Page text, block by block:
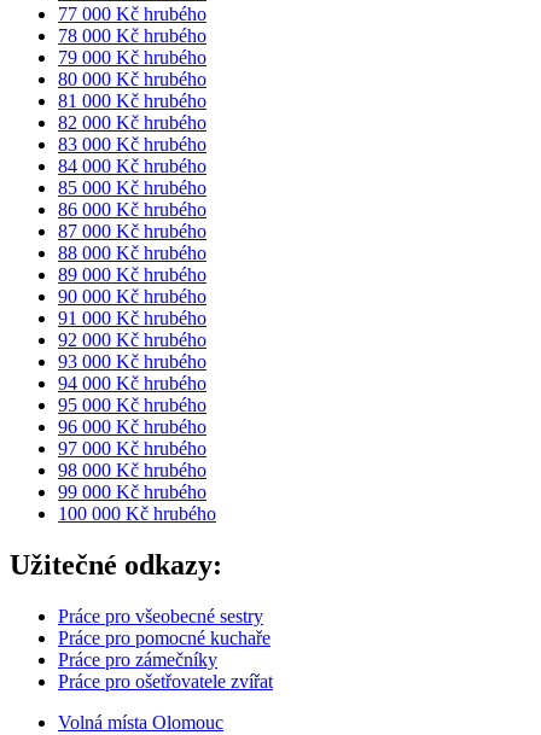
77 000 Kč hrubého
78 000 Kč hrubého
79 000 Kč hrubého
80 000 Kč hrubého
81 000 Kč hrubého
82 000 Kč hrubého
83 000 Kč hrubého
84 000 Kč hrubého
85 000 Kč hrubého
86 000 Kč hrubého
87 000 Kč hrubého
88 000 Kč hrubého
89 000 Kč hrubého
90 000 Kč hrubého
91 000 Kč hrubého
92 000 Kč hrubého
93 000 Kč hrubého
94 000 Kč hrubého
95 000 Kč hrubého
96 000 Kč hrubého
97 000 Kč hrubého
98 000 Kč hrubého
99 000 Kč hrubého
100 000 Kč hrubého
Užitečné odkazy:
Práce pro všeobecné sestry
Práce pro pomocné kuchaře
Práce pro zámečníky
Práce pro ošetřovatele zvířat
Volná místa Olomouc